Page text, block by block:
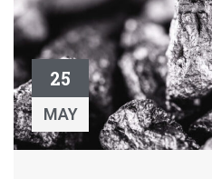
25
MAY